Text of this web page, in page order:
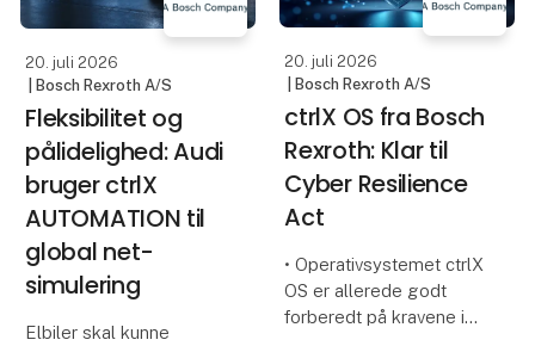
Vision (TIV) – et
innovativt AI-kamera, der
sæt
20. juli 2026
| Bosch Rexroth A/S
Fleksibilitet og
pålidelighed: Audi
bruger ctrlX
AUTOMATION til
global net-
simulering
Elbiler skal kunne
20. juli 2026
| Bosch Rexroth A/S
ctrlX OS fra Bosch
Rexroth: Klar til
Cyber Resilience
Act
• Operativsystemet ctrlX
OS er allerede godt
forberedt på kravene i